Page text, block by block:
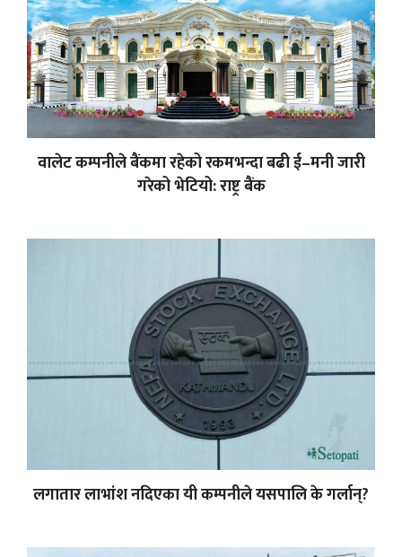
वालेट कम्पनीले बैंकमा रहेको रकमभन्दा बढी ई–मनी जारी
गरेको भेटियो: राष्ट्र बैंक
लगातार लाभांश नदिएका यी कम्पनीले यसपालि के गर्लान्?